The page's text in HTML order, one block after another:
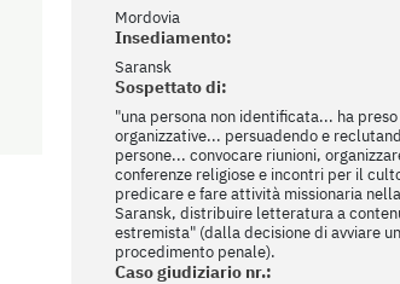
Mordovia
Insediamento:
Saransk
Sospettato di:
"una persona non identificata... ha preso
organizzative... persuadendo e
persone... convocare riunioni,
conferenze religiose e incontri per il
predicare e fare attività missionaria
Saransk, distribuire letteratura a
estremista" (dalla decisione di avviare un
procedimento penale).
Caso giudiziario nr.: